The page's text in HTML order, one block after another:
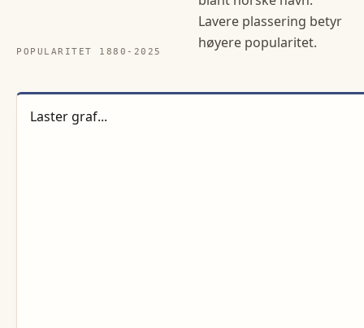
POPULARITET 1880- 2025
Lavere plassering betyr
høyere popularitet.
Laster graf...